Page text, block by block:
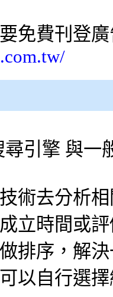
免費刊登
尋引擎 與一
術去分析
立時間或
排序，解
以自行選